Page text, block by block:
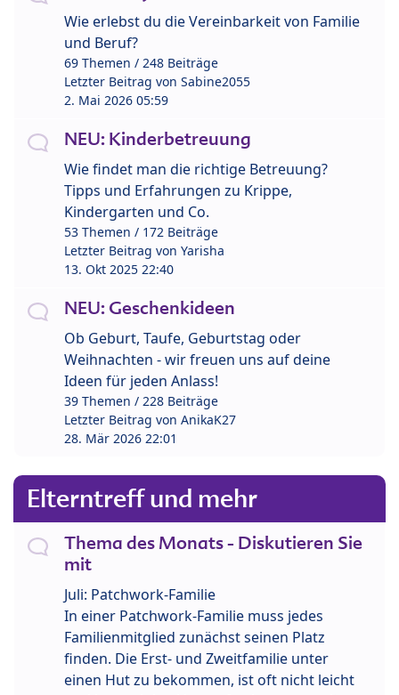
Wie erlebst du die Vereinbarkeit von Familie
und Beruf?
69 Themen / 248 Beiträge
Letzter Beitrag von Sabine2055
2. Mai 2026 05:59
NEU: Kinderbetreuung
Wie findet man die richtige Betreuung?
Tipps und Erfahrungen zu Krippe,
Kindergarten und Co.
53 Themen / 172 Beiträge
Letzter Beitrag von Yarisha
13. Okt 2025 22:40
NEU: Geschenkideen
Ob Geburt, Taufe, Geburtstag oder
Weihnachten - wir freuen uns auf deine
Ideen für jeden Anlass!
39 Themen / 228 Beiträge
Letzter Beitrag von AnikaK27
28. Mär 2026 22:01
Elterntreff und mehr
Thema des Monats - Diskutieren Sie
mit
Juli: Patchwork-Familie
In einer Patchwork-Familie muss jedes
Familienmitglied zunächst seinen Platz
finden. Die Erst- und Zweitfamilie unter
einen Hut zu bekommen, ist oft nicht leicht